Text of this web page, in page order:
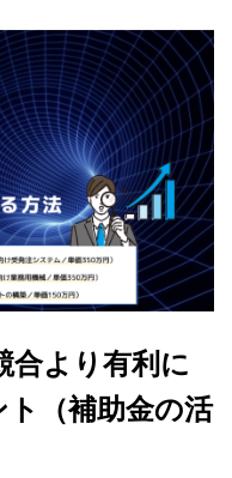
合より有利に
（補助金の活